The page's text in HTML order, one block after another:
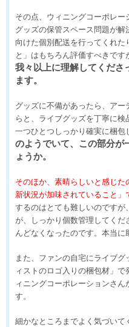
その点、ウィニングコーポレー
グッズの保管スペース問題が
向けた個別配送を行ってくれた
と」はもちろん評価すべきです
我々以上に理解してくださ
ます。
グッズに不備があったら、ア
らと、ライブグッズを丁寧に検
一つひとつしっかり確実に梱包
のようでいて、この部分が
ょうか。
そのほか、素晴らしいと感じ
新状況が加味されていること」
するのはとても難しいのです
が、しっかり個数管理してくだ
んどなくなったのです。本当に
また、ファンの自宅にライブ
ィストのロゴ入りの梱包材」
ィニングコーポレーションさ
す。
細かなところまでよく気づい